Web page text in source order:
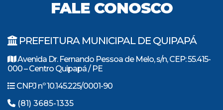
FALE CONOSCO
PREFEITURA MUNICIPAL DE QUIPAPÁ
Avenida Dr. Fernando Pessoa de Melo, s/n, CEP: 55.415-
000 – Centro Quipapá / PE
CNPJ nº 10.145.225/0001-90
(81) 3685-1335